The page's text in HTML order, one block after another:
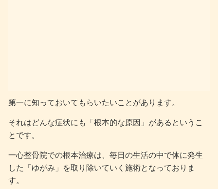
第一に知っておいてもらいたいことがあります。
それはどんな症状にも「根本的な原因」があるというこ
とです。
一心整骨院での根本治療は、毎日の生活の中で体に発生
した「ゆがみ」を取り除いていく施術となっておりま
す。